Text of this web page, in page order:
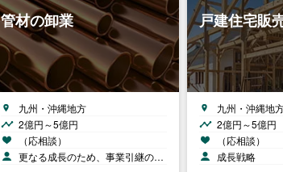
管材の卸業
九州・沖縄地方
2億円～5億円
（応相談）
更なる成長のため、事業引継の…
戸建住宅販
九州・沖縄地
2億円～5億円
（応相談）
成長戦略